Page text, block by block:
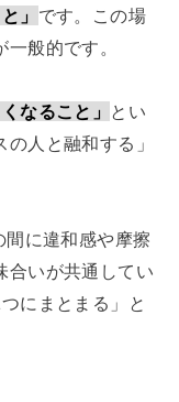
」 です。この場
般的です。
なること」 とい
人と融和する」
間に違和感や摩擦
合いが共通してい
にまとまる」と